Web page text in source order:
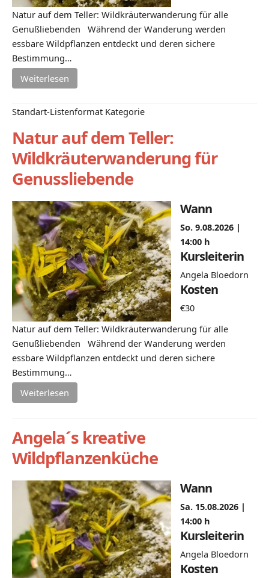
Natur auf dem Teller: Wildkräuterwanderung für alle
Genußliebenden Während der Wanderung werden
essbare Wildpflanzen entdeckt und deren sichere
Bestimmung…
Weiterlesen
Standart-Listenformat Kategorie
Natur auf dem Teller:
Wildkräuterwanderung für
Genussliebende
Wann
So. 9.08.2026 |
14:00 h
Kursleiterin
Angela Bloedorn
Kosten
€30
Natur auf dem Teller: Wildkräuterwanderung für alle
Genußliebenden Während der Wanderung werden
essbare Wildpflanzen entdeckt und deren sichere
Bestimmung…
Weiterlesen
Angela´s kreative
Wildpflanzenküche
Wann
Sa. 15.08.2026 |
14:00 h
Kursleiterin
Angela Bloedorn
Kosten